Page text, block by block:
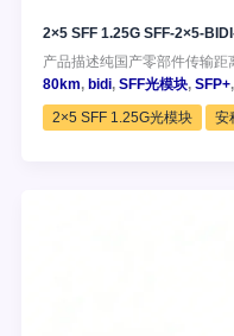
2×5 SFF 1.25G SFF-2×5-
产品描述纯国产零部件传输距
80km,bidi,SFF光模块,SFP+
2×5 SFF 1.25G光模块 安